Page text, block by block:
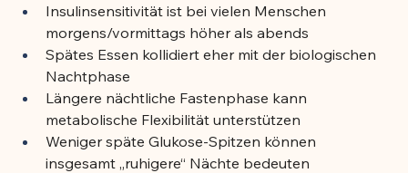
Insulinsensitivität ist bei vielen Menschen
morgens/vormittags höher als abends
Spätes Essen kollidiert eher mit der biologischen
Nachtphase
Längere nächtliche Fastenphase kann
metabolische Flexibilität unterstützen
Weniger späte Glukose-Spitzen können
insgesamt „ruhigere“ Nächte bedeuten